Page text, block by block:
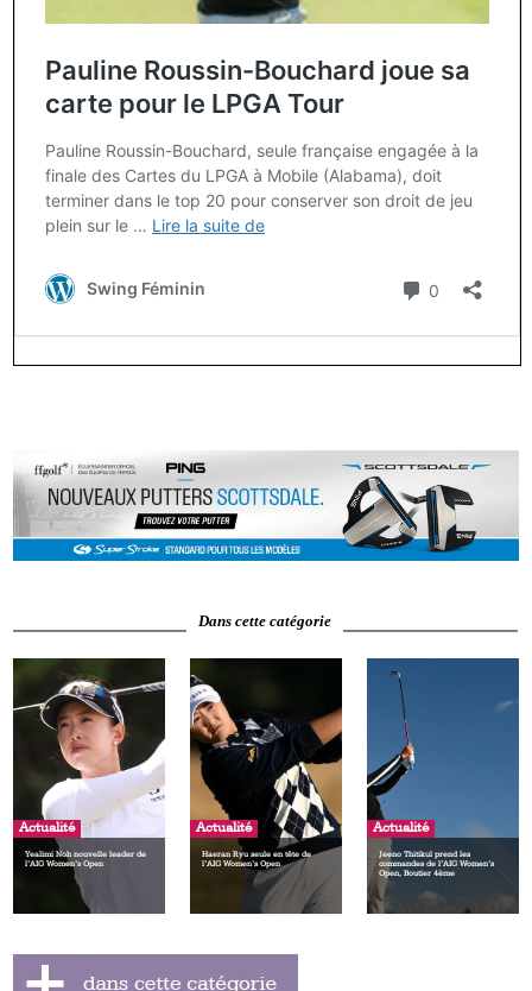
Dans cette catégorie
Actualité
Yealimi Noh nouvelle leader de
l’AIG Women’s Open
Actualité
Haeran Ryu seule en tête de
l’AIG Women’s Open
Actualité
Jeeno Thitikul prend les
commandes de l’AIG Women’s
Open, Boutier 4ème